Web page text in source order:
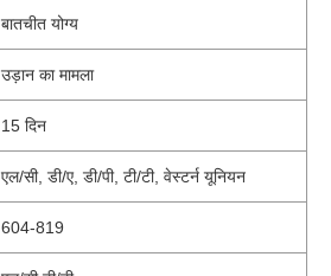
बातचीत योग्य
उड़ान का मामला
15 दिन
एल/सी, डी/ए, डी/पी, टी/टी, वेस्टर्न यूनियन
604-819